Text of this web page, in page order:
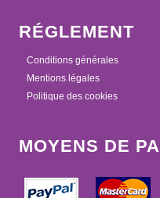
RÉGLEMENT
Conditions générales
Mentions légales
Politique des cookies
MOYENS DE